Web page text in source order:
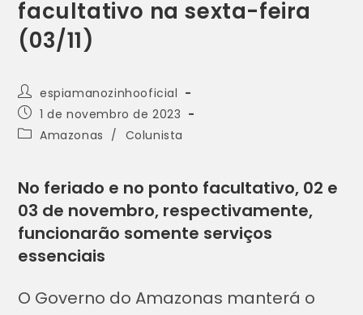
facultativo na sexta-feira
(03/11)
espiamanozinhooficial
1 de novembro de 2023
Amazonas / Colunista
No feriado e no ponto facultativo, 02 e
03 de novembro, respectivamente,
funcionarão somente serviços
essenciais
O Governo do Amazonas manterá o